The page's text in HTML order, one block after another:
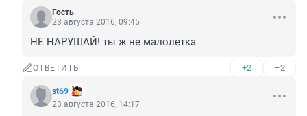
Гость
23 августа 2016, 09:45
НЕ НАРУШАЙ! ты ж не малолетка
ОТВЕТИТЬ +2 –2
st69
23 августа 2016, 14:17